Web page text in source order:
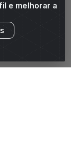
e melhorar a
- Sitio Moco,
0001-47